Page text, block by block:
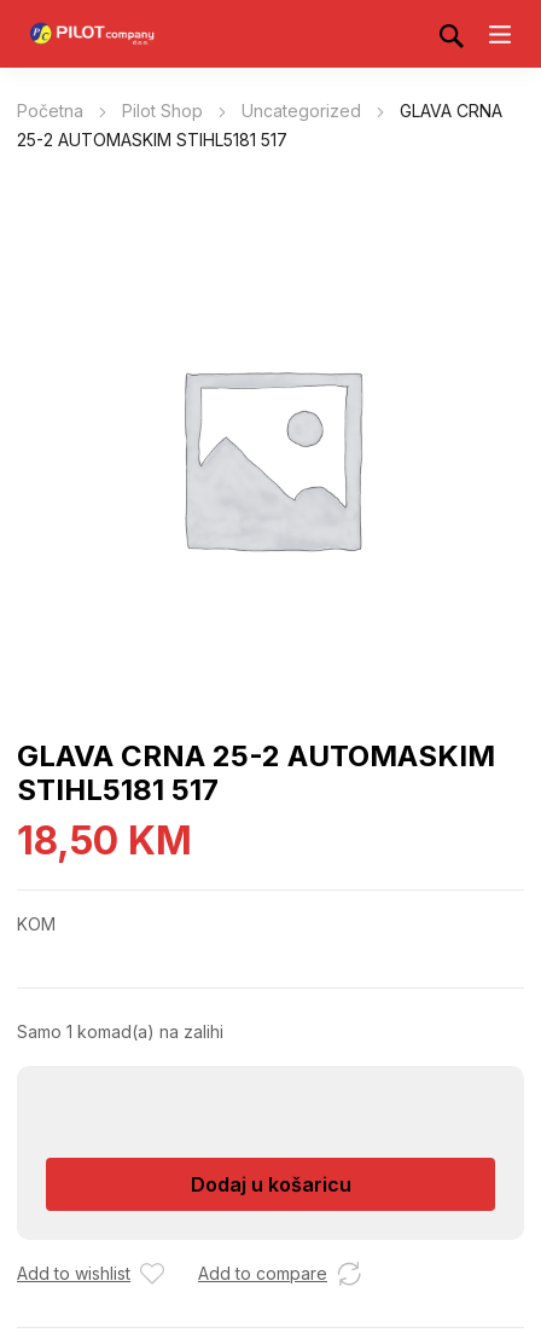
Početna Pilot Shop Uncategorized
GLAVA CRNA
25-2 AUTOMASKIM STIHL5181 517
GLAVA CRNA 25-2 AUTOMASKIM
STIHL5181 517
18,50 KM
KOM
Samo 1 komad(a) na zalihi
25-
AUTOMASKIM
517
Dodaj u košaricu
Add to wishlist Add to compare